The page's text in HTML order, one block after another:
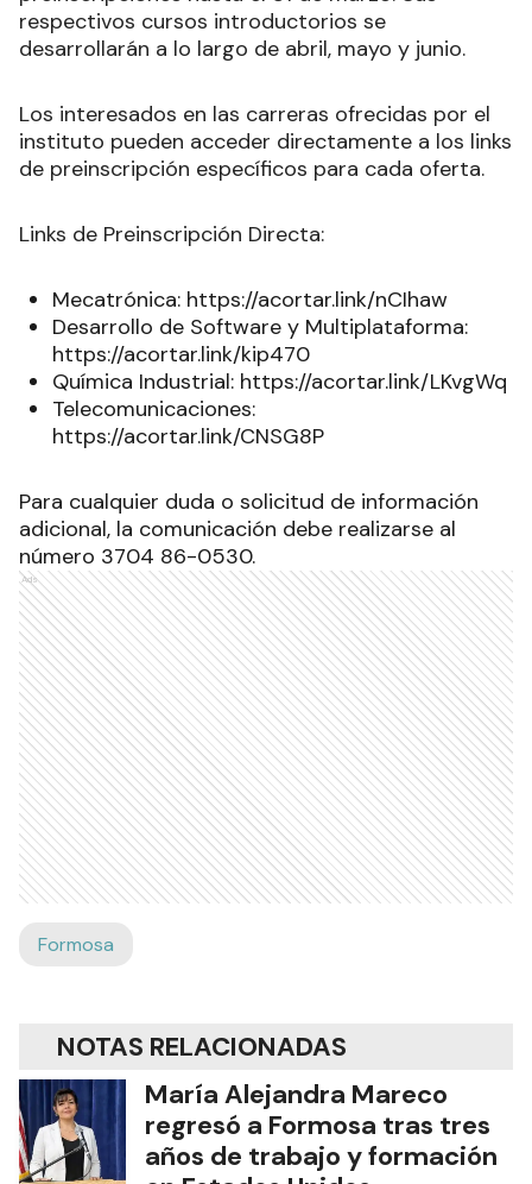
respectivos cursos introductorios se
desarrollarán a lo largo de abril, mayo y junio.
Los interesados en las carreras ofrecidas por el
instituto pueden acceder directamente a los links
de preinscripción específicos para cada oferta.
Links de Preinscripción Directa:
Mecatrónica: https://acortar.link/nCIhaw
Desarrollo de Software y Multiplataforma:
https://acortar.link/kip470
Química Industrial: https://acortar.link/LKvgWq
Telecomunicaciones:
https://acortar.link/CNSG8P
Para cualquier duda o solicitud de información
adicional, la comunicación debe realizarse al
número 3704 86-0530.
Ads
Formosa
NOTAS RELACIONADAS
María Alejandra Mareco
regresó a Formosa tras tres
años de trabajo y formación